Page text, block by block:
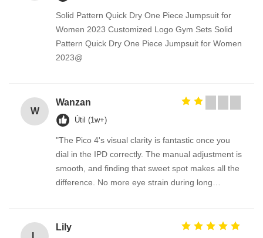
Solid Pattern Quick Dry One Piece Jumpsuit for
Women 2023 Customized Logo Gym Sets Solid
Pattern Quick Dry One Piece Jumpsuit for Women
2023@
W
Wanzan
Útil (1w+)
"The Pico 4's visual clarity is fantastic once you
dial in the IPD correctly. The manual adjustment is
smooth, and finding that sweet spot makes all the
difference. No more eye strain during long
fantastic once you dial in the IPD correctly. The
L
Lily